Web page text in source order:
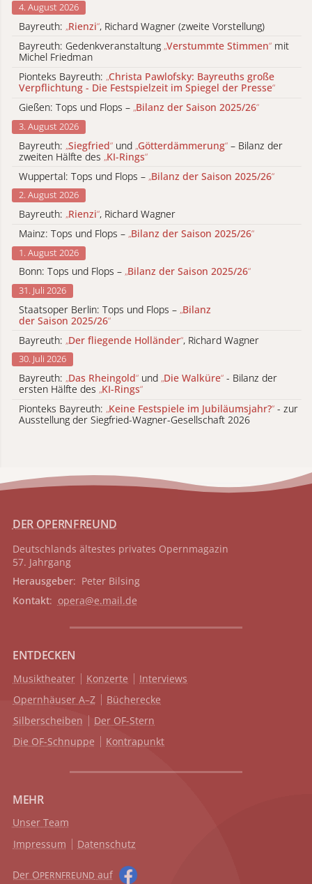
4. August 2026
Bayreuth: „Rienzi“, Richard Wagner (zweite Vorstellung)
Bayreuth: Gedenkveranstaltung „Verstummte Stimmen“ mit
Michel Friedman
Pionteks Bayreuth: „Christa Pawlofsky: Bayreuths große
Verpflichtung - Die Festspielzeit im Spiegel der Presse“
Gießen: Tops und Flops – „Bilanz der Saison 2025/26“
3. August 2026
Bayreuth: „Siegfried“ und „Götterdämmerung“ – Bilanz der
zweiten Hälfte des „KI-Rings“
Wuppertal: Tops und Flops – „Bilanz der Saison 2025/26“
2. August 2026
Bayreuth: „Rienzi“, Richard Wagner
Mainz: Tops und Flops – „Bilanz der Saison 2025/26“
1. August 2026
Bonn: Tops und Flops – „Bilanz der Saison 2025/26“
31. Juli 2026
Staatsoper Berlin: Tops und Flops – „Bilanz
der Saison 2025/26“
Bayreuth: „Der fliegende Holländer“, Richard Wagner
30. Juli 2026
Bayreuth: „Das Rheingold“ und „Die Walküre“ - Bilanz der
ersten Hälfte des „KI-Rings“
Pionteks Bayreuth: „Keine Festspiele im Jubiläumsjahr?“ - zur
Ausstellung der Siegfried-Wagner-Gesellschaft 2026
DER OPERNFREUND
Deutschlands ältestes privates Opernmagazin
57. Jahrgang
Herausgeber: Peter Bilsing
Kontakt: opera@e.mail.de
ENTDECKEN
Musiktheater Konzerte
Interviews
Opernhäuser A–Z
Bücherecke
Silberscheiben
Der OF-Stern
Die OF-Schnuppe
Kontrapunkt
MEHR
Unser Team
Impressum
Datenschutz
Der OPERNFREUND auf